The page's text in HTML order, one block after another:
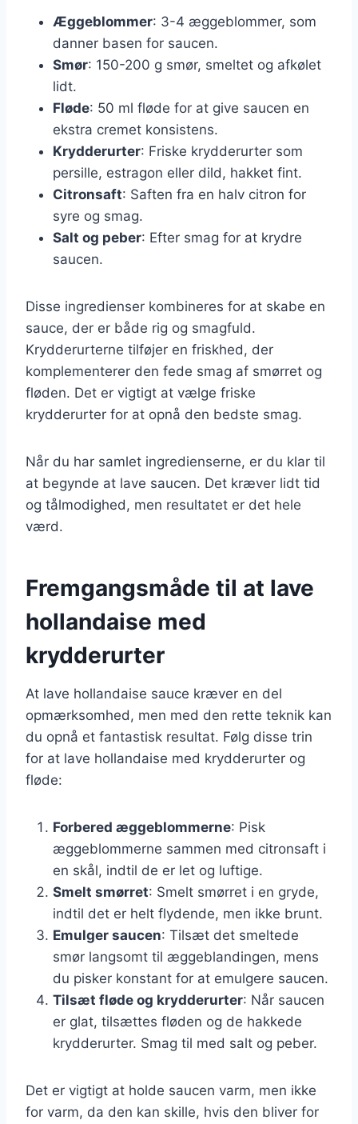
Æggeblommer: 3-4 æggeblommer, som
danner basen for saucen.
Smør: 150-200 g smør, smeltet og afkølet
lidt.
Fløde: 50 ml fløde for at give saucen en
ekstra cremet konsistens.
Krydderurter: Friske krydderurter som
persille, estragon eller dild, hakket fint.
Citronsaft: Saften fra en halv citron for
syre og smag.
Salt og peber: Efter smag for at krydre
saucen.
Disse ingredienser kombineres for at skabe en
sauce, der er både rig og smagfuld.
Krydderurterne tilføjer en friskhed, der
komplementerer den fede smag af smørret og
fløden. Det er vigtigt at vælge friske
krydderurter for at opnå den bedste smag.
Når du har samlet ingredienserne, er du klar til
at begynde at lave saucen. Det kræver lidt tid
og tålmodighed, men resultatet er det hele
værd.
Fremgangsmåde til at lave
hollandaise med
krydderurter
At lave hollandaise sauce kræver en del
opmærksomhed, men med den rette teknik kan
du opnå et fantastisk resultat. Følg disse trin
for at lave hollandaise med krydderurter og
fløde:
Forbered æggeblommerne: Pisk
æggeblommerne sammen med citronsaft i
en skål, indtil de er let og luftige.
Smelt smørret: Smelt smørret i en gryde,
indtil det er helt flydende, men ikke brunt.
Emulger saucen: Tilsæt det smeltede
smør langsomt til æggeblandingen, mens
du pisker konstant for at emulgere saucen.
Tilsæt fløde og krydderurter: Når saucen
er glat, tilsættes fløden og de hakkede
krydderurter. Smag til med salt og peber.
Det er vigtigt at holde saucen varm, men ikke
for varm, da den kan skille, hvis den bliver for